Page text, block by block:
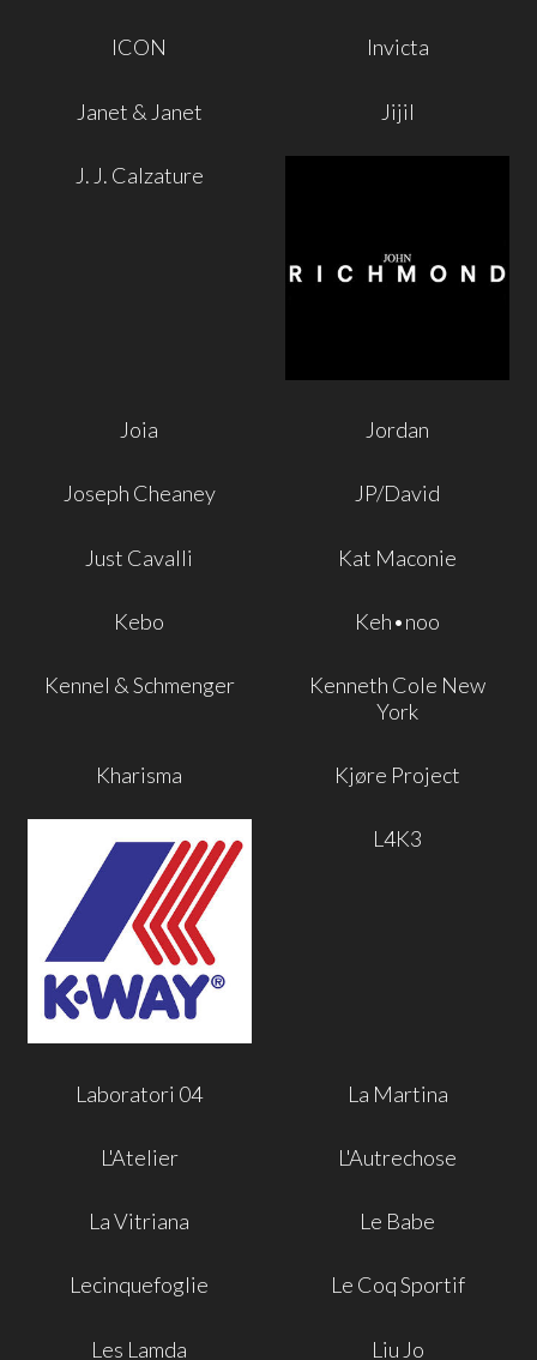
ICON Invicta
Janet & Janet Jijil
J. J. Calzature
Joia Jordan
Joseph Cheaney JP/David
Just Cavalli Kat Maconie
Kebo Keh•noo
Kennel & Schmenger
Kenneth Cole New
York
Kharisma Kjøre Project
L4K3
Laboratori 04 La Martina
L'Atelier L'Autrechose
La Vitriana Le Babe
Lecinquefoglie Le Coq Sportif
Les Lamda Liu Jo